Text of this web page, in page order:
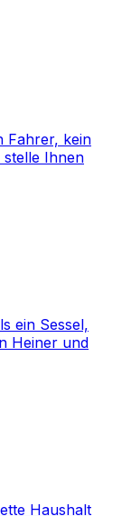
Fahrer, kein
Ihnen
ein Sessel,
Heiner und
Haushalt